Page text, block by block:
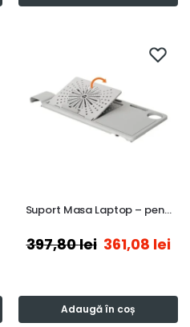
Suport Masa Laptop – pen…
397,80lei 361,08 lei
Adaugă în coș